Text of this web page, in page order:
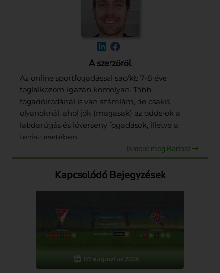
A szerzőről
Az online sportfogadással sac/kb 7-8 éve
foglalkozom igazán komolyan. Több
fogadóirodánál is van számlám, de csakis
olyanoknál, ahol jók (magasak) az odds-ok a
labdarúgás és lóverseny fogadások, illetve a
tenisz esetében.
Ismerd meg Bartost
Kapcsolódó Bejegyzések
07 augusztus 2026